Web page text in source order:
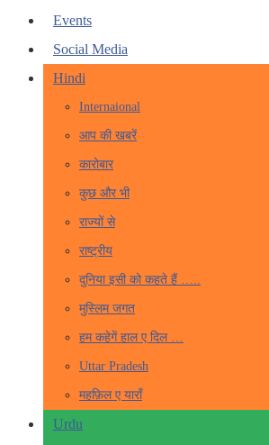
Events
Social Media
Hindi
Internaional
आप की खबरें
कारोबार
कुछ और भी
राज्यों से
राष्ट्रीय
दुनिया इसी को कहते हैं …..
मुस्लिम जगत
हम कहेगें हाल ए दिल …
Uttar Pradesh
महफ़िल ए याराँ
Urdu